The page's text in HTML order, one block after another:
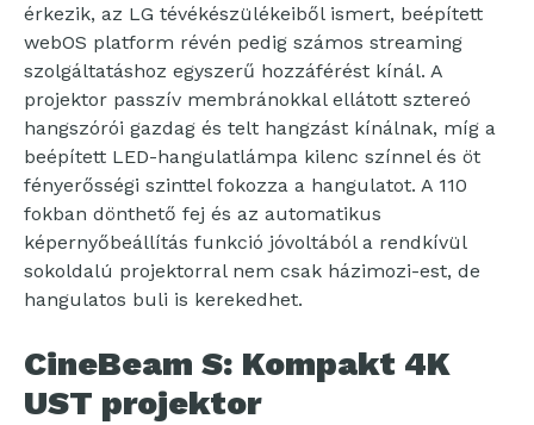
érkezik, az LG tévékészülékeiből ismert, beépített
webOS platform révén pedig számos streaming
szolgáltatáshoz egyszerű hozzáférést kínál. A
projektor passzív membránokkal ellátott sztereó
hangszórói gazdag és telt hangzást kínálnak, míg a
beépített LED-hangulatlámpa kilenc színnel és öt
fényerősségi szinttel fokozza a hangulatot. A 110
fokban dönthető fej és az automatikus
képernyőbeállítás funkció jóvoltából a rendkívül
sokoldalú projektorral nem csak házimozi-est, de
hangulatos buli is kerekedhet.
CineBeam S: Kompakt 4K
UST projektor